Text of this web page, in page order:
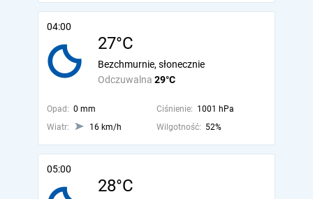
04:00
27°C
Odczuwalna 29°C
Bezchmurnie, słonecznie
Opad: 0 mm Ciśnienie: 1001 hPa
Wiatr:
16 km/h Wilgotność: 52%
05:00
28°C